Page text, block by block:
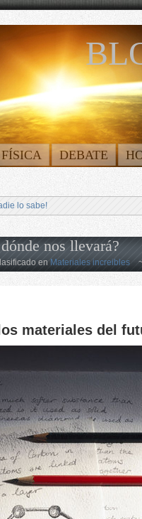
DEBATE
lo sabe!
nos llevará?
enMateriales increibles
materiales del